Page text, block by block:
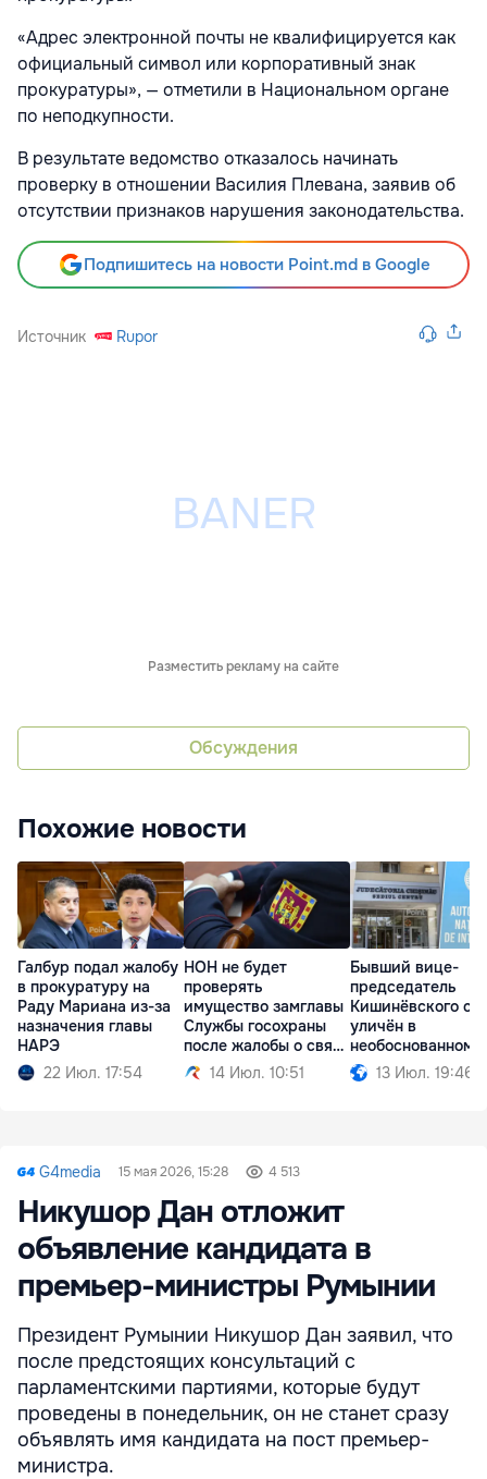
«Адрес электронной почты не квалифицируется как
официальный символ или корпоративный знак
прокуратуры», — отметили в Национальном органе
по неподкупности.
В результате ведомство отказалось начинать
проверку в отношении Василия Плевана, заявив об
отсутствии признаков нарушения законодательства.
Подпишитесь на новости Point.md в Google
Источник Rupor
Разместить рекламу на сайте
Обсуждения
Похожие новости
Галбур подал жалобу
в прокуратуру на
Раду Мариана из-за
назначения главы
НАРЭ
22 Июл. 17:54
НОН не будет
проверять
имущество замглавы
Службы госохраны
после жалобы о связи
с TUX14 Июл. 10:51
Бывший вице-
председатель
Кишинёвского
уличён в
необоснованном
имуществе
13 Июл. 19:46
G4media 15 мая 2026, 15:28 4 513
Никушор Дан отложит
объявление кандидата в
премьер-министры Румынии
Президент Румынии Никушор Дан заявил, что
после предстоящих консультаций с
парламентскими партиями, которые будут
проведены в понедельник, он не станет сразу
объявлять имя кандидата на пост премьер-
министра.